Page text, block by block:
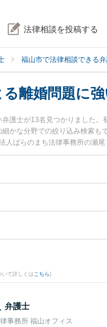
法律相談を投稿する
福山市で法律相談できる
離婚問題に
護士が13名見つかりました
かな分野での絞り込み検索
人ばらのまち法律事務所の瀬
ブルを今すぐに弁護士に相
律相談できる福山市内の弁
いて詳しくは こちら)
弁護士
事務所 福山オフィス